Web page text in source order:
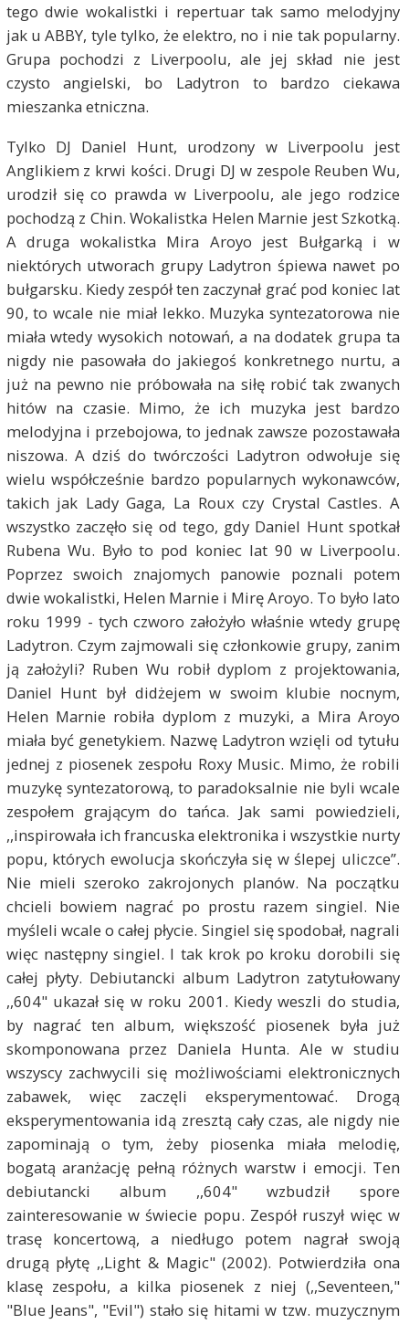
tego dwie wokalistki i repertuar tak samo melodyjny
jak u ABBY, tyle tylko, że elektro, no i nie tak popularny.
Grupa pochodzi z Liverpoolu, ale jej skład nie jest
czysto angielski, bo Ladytron to bardzo ciekawa
mieszanka etniczna.
Tylko DJ Daniel Hunt, urodzony w Liverpoolu jest
Anglikiem z krwi kości. Drugi DJ w zespole Reuben Wu,
urodził się co prawda w Liverpoolu, ale jego rodzice
pochodzą z Chin. Wokalistka Helen Marnie jest Szkotką.
A druga wokalistka Mira Aroyo jest Bułgarką i w
niektórych utworach grupy Ladytron śpiewa nawet po
bułgarsku. Kiedy zespół ten zaczynał grać pod koniec lat
90, to wcale nie miał lekko. Muzyka syntezatorowa nie
miała wtedy wysokich notowań, a na dodatek grupa ta
nigdy nie pasowała do jakiegoś konkretnego nurtu, a
już na pewno nie próbowała na siłę robić tak zwanych
hitów na czasie. Mimo, że ich muzyka jest bardzo
melodyjna i przebojowa, to jednak zawsze pozostawała
niszowa. A dziś do twórczości Ladytron odwołuje się
wielu współcześnie bardzo popularnych wykonawców,
takich jak Lady Gaga, La Roux czy Crystal Castles. A
wszystko zaczęło się od tego, gdy Daniel Hunt spotkał
Rubena Wu. Było to pod koniec lat 90 w Liverpoolu.
Poprzez swoich znajomych panowie poznali potem
dwie wokalistki, Helen Marnie i Mirę Aroyo. To było lato
roku 1999 - tych czworo założyło właśnie wtedy grupę
Ladytron. Czym zajmowali się członkowie grupy, zanim
ją założyli? Ruben Wu robił dyplom z projektowania,
Daniel Hunt był didżejem w swoim klubie nocnym,
Helen Marnie robiła dyplom z muzyki, a Mira Aroyo
miała być genetykiem. Nazwę Ladytron wzięli od tytułu
jednej z piosenek zespołu Roxy Music. Mimo, że robili
muzykę syntezatorową, to paradoksalnie nie byli wcale
zespołem grającym do tańca. Jak sami powiedzieli,
,,inspirowała ich francuska elektronika i wszystkie nurty
popu, których ewolucja skończyła się w ślepej uliczce”.
Nie mieli szeroko zakrojonych planów. Na początku
chcieli bowiem nagrać po prostu razem singiel. Nie
myśleli wcale o całej płycie. Singiel się spodobał, nagrali
więc następny singiel. I tak krok po kroku dorobili się
całej płyty. Debiutancki album Ladytron zatytułowany
,,604" ukazał się w roku 2001. Kiedy weszli do studia,
by nagrać ten album, większość piosenek była już
skomponowana przez Daniela Hunta. Ale w studiu
wszyscy zachwycili się możliwościami elektronicznych
zabawek, więc zaczęli eksperymentować. Drogą
eksperymentowania idą zresztą cały czas, ale nigdy nie
zapominają o tym, żeby piosenka miała melodię,
bogatą aranżację pełną różnych warstw i emocji. Ten
debiutancki album ,,604" wzbudził spore
zainteresowanie w świecie popu. Zespół ruszył więc w
trasę koncertową, a niedługo potem nagrał swoją
drugą płytę ,,Light & Magic" (2002). Potwierdziła ona
klasę zespołu, a kilka piosenek z niej (,,Seventeen,"
"Blue Jeans", "Evil") stało się hitami w tzw. muzycznym